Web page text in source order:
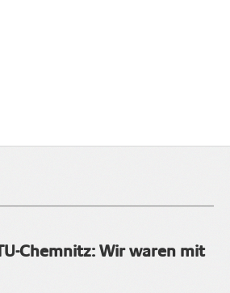
Chemnitz: Wir waren mit